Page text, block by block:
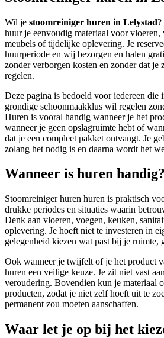
Wil je stoomreiniger huren in Lelystad?
huur je eenvoudig materiaal voor vloeren,
meubels of tijdelijke oplevering. Je
huurperiode en wij bezorgen en halen
zonder verborgen kosten en zonder dat je
regelen.
Deze pagina is bedoeld voor iedereen die
grondige schoonmaakklus wil regelen
Huren is vooral handig wanneer je het
wanneer je geen opslagruimte hebt of
dat je een compleet pakket ontvangt. Je
zolang het nodig is en daarna wordt het
Wanneer is huren handig?
Stoomreiniger huren huren is praktisch
drukke periodes en situaties waarin
Denk aan vloeren, voegen, keuken,
oplevering. Je hoeft niet te investeren in
gelegenheid kiezen wat past bij je ruimte,
Ook wanneer je twijfelt of je het product
huren een veilige keuze. Je zit niet vast
veroudering. Bovendien kun je materiaal
producten, zodat je niet zelf hoeft uit te
permanent zou moeten aanschaffen.
Waar let je op bij het